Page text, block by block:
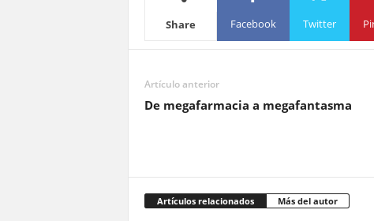
Share Facebook Twitter
Artículo anterior
De megafarmacia a megafantasma
Artículos relacionados Más del autor